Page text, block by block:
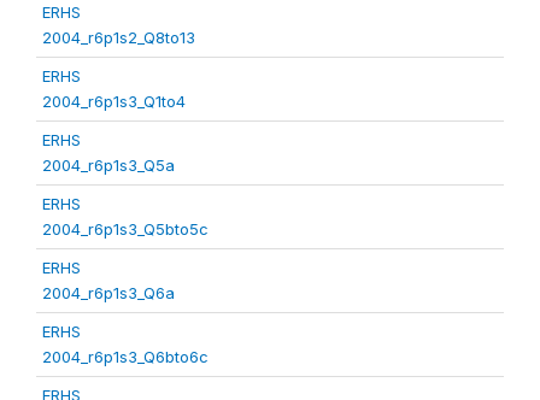
ERHS
2004_r6p1s2_Q8to13
ERHS
2004_r6p1s3_Q1to4
ERHS
2004_r6p1s3_Q5a
ERHS
2004_r6p1s3_Q5bto5c
ERHS
2004_r6p1s3_Q6a
ERHS
2004_r6p1s3_Q6bto6c
ERHS